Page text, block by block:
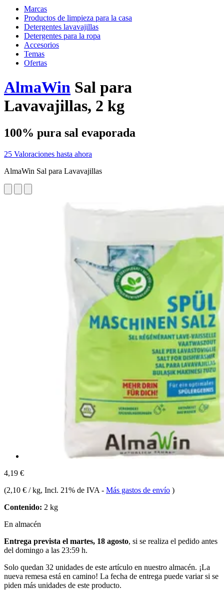
Marcas
Productos de limpieza para la casa
Detergentes lavavajillas
Detergentes para la ropa
Accesorios
Temas
Ofertas
AlmaWin Sal para
Lavavajillas, 2 kg
100% pura sal evaporada
25 Valoraciones hasta ahora
AlmaWin Sal para Lavavajillas
4,19 €
(2,10 € / kg, Incl. 21% de IVA - Más gastos de envío )
Contenido: 2 kg
En almacén
Entrega prevista el martes, 18 agosto, si se realiza el pedido antes
del domingo a las 23:59 h.
Solo quedan 32 unidades de este artículo en nuestro almacén. ¡La
nueva remesa está en camino! La fecha de entrega puede variar si se
piden más unidades de este producto.